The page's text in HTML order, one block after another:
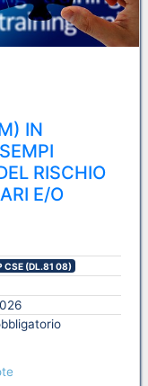
IN
RISCHIO
E/O
CSE (DL.81 08)